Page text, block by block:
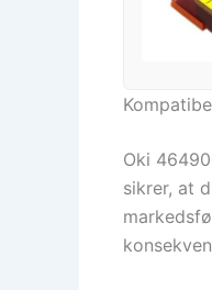
Oki
sikrer, at